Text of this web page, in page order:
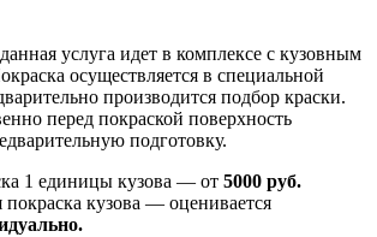
услуга идет в комплексе с кузовным
осуществляется в специальной
производится подбор краски.
перед покраской поверхность
подготовку.
1 единицы кузова — от 5000 руб.
покраска кузова — оценивается